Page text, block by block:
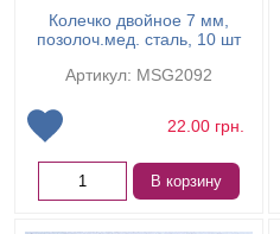
Колечко двойное 7 мм,
позолоч.мед. сталь, 10 шт
Артикул: MSG2092
22.00 грн.
В корзину